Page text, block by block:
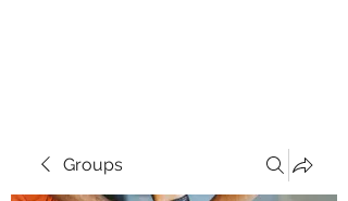
Groups